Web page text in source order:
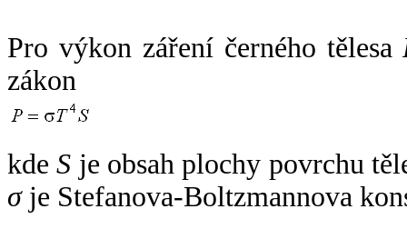
Pro výkon záření černého tělesa
zákon
kdeS je obsah plochy povrchu
σje Stefanova-Boltzmannova